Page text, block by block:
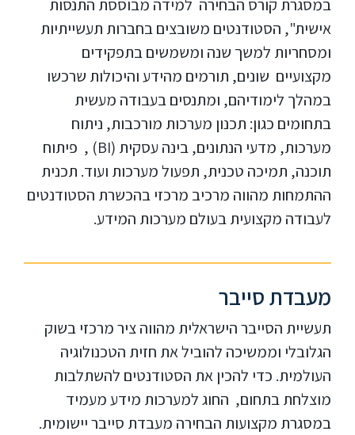
במסגרת קורס הבחירה למידה מבוססת התנסות
אישית", הסטודנטים משובצים בחברות תעשייתיות
ומסחריות למשך שנה ומשמשים בתפקידים
מקצועיים שונים, תורמים מהידע והיכולות שרכשו
במהלך לימודיהם, ומתנסים בעבודה מעשית
בתחומים כגון: תכנון מערכות מורכבות, ניתוח
מערכות, מדעי הנתונים, בינה עסקית (BI) , פיתוח
תוכנה, תמיכה טכנית, תפעול מערכות ועוד. תכנית
ההתמחות מהווה מרכיב מרכזי בהכשרת הסטודנטים
לעבודה מקצועית בעולם מערכות המידע.
מעבדת סייבר
תעשיית הסייבר הישראלית מהווה ציר מרכזי בשוק
הגלובלי וממשיכה להוביל את חזית הטכנולוגיה
העולמית. כדי להכין את הסטודנטים להשתלבות
מוצלחת בתחום, החוג למערכות מידע מעמיד
במסגרת מקצועות הבחירה מעבדת סייבר יישומית.